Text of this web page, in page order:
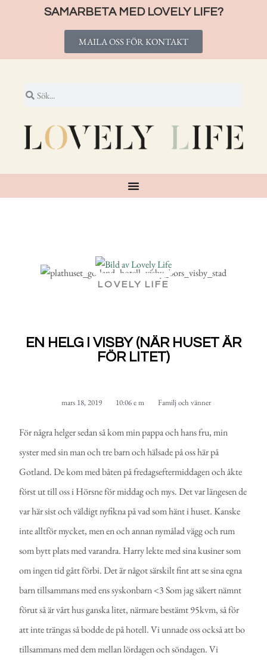
SAMARBETA MED LOVELY LIFE?
MAILA OSS FÖR KONTAKT
LOVELY LIFE
EN HELG I VISBY (NÄR HUSET ÄR
FÖR LITET)
mars 18, 2019 10:06 e m Familj och vänner
För några helger sedan så kom min pappa och hans fru, min
syster med sin man och tre barn och hälsade på oss här på
Gotland. De kom med båten på fredagseftermiddagen och åkte
först ut till oss i Hörsne för middag och mys. Det var längesen de
var här sist och väldigt nyfikna på vad som hänt i huset. Kanske
inte alltför mycket, men en och annan nymålad vägg och rum
som bytt plats med varandra. Harry lekte med sina kusiner som
om ingen tid gått förbi. Det är något särskilt fint att se sina egna
barn tillsammans med ens syskonbarn <3 Som jag säkert nämnt
förut så är vårt hus ganska litet, närmare bestämt 95kvm, så för
att inte trängas så bodde de på hotell. Vi unnade oss också att bo
tillsammans med dem mellan lördagen och söndagen. Vi